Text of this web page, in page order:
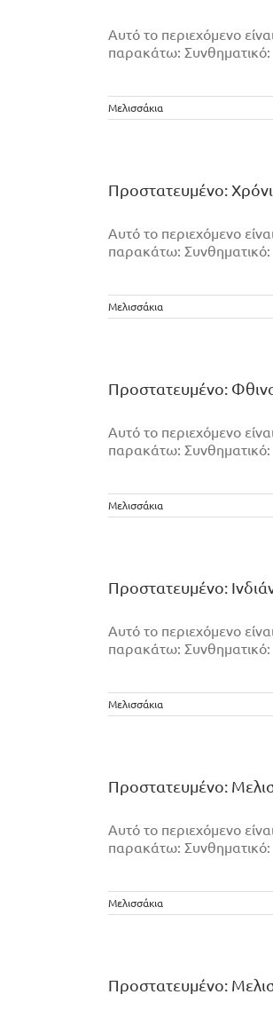
Αυτό το περιεχόμενο
παρακάτω: Συνθηματικό:
Μελισσάκια
Πρoστατευμένο:
Αυτό το περιεχόμενο
παρακάτω: Συνθηματικό:
Μελισσάκια
Πρoστατευμένο:
Αυτό το περιεχόμενο
παρακάτω: Συνθηματικό:
Μελισσάκια
Πρoστατευμένο:
Αυτό το περιεχόμενο
παρακάτω: Συνθηματικό:
Μελισσάκια
Πρoστατευμένο:
Αυτό το περιεχόμενο
παρακάτω: Συνθηματικό:
Μελισσάκια
Πρoστατευμένο: